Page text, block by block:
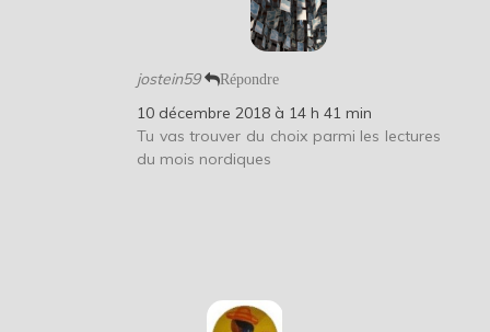
jostein59 Répondre
10 décembre 2018 à 14 h 41 min
Tu vas trouver du choix parmi les lectures
du mois nordiques